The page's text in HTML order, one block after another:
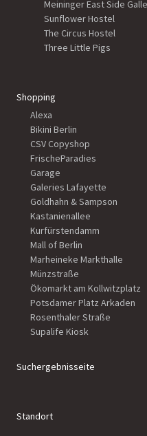
Meininger East Side
Sunflower Hostel
The Circus Hostel
Three Little Pigs
Shopping
Alexa
Bikini Berlin
CSV Copyshop
FrischeParadies
Garage
Galeries Lafayette
Goldhahn & Sampson
Kastanienallee
Kurfürstendamm
Mall of Berlin
Marheineke Markthalle
Münzstraße
Ökomarkt am Kollwitzplatz
Potsdamer Platz Arkaden
Rosenthaler Straße
Supalife Kiosk
Suchergebnisseite
Standort